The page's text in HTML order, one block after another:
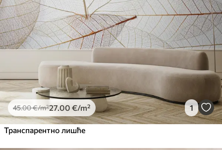
45.00€/m²27.00 €/m² 1
Транспарентно лишће